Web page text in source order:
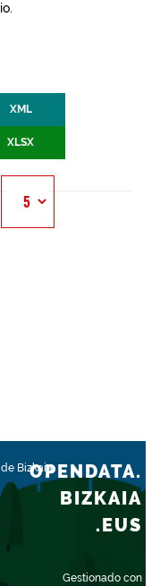
XML
XLSX
Bizkaia
Gestionado con
OPENDATA.
BIZKAIA
.EUS